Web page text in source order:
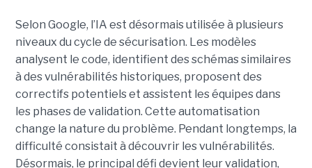
Selon Google, l’IA est désormais utilisée à plusieurs
niveaux du cycle de sécurisation. Les modèles
analysent le code, identifient des schémas similaires
à des vulnérabilités historiques, proposent des
correctifs potentiels et assistent les équipes dans
les phases de validation. Cette automatisation
change la nature du problème. Pendant longtemps, la
difficulté consistait à découvrir les vulnérabilités.
Désormais, le principal défi devient leur validation,